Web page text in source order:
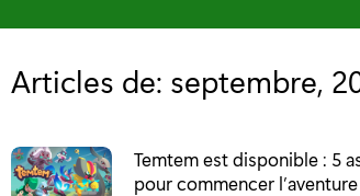
Articles de: septembre,
Temtem est disponible : 5
pour commencer